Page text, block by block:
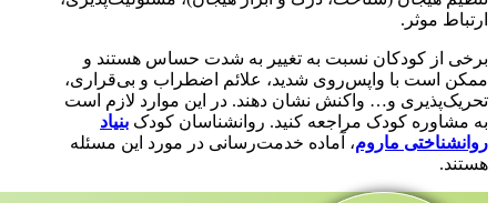
ارتباط موثر.
برخی از کودکان نسبت به تغییر به شدت حساس هستند و
ممکن است با واپس‌روی شدید، علائم اضطراب و بی‌قراری،
تحریک‌پذیری و… واکنش نشان دهند. در این موارد لازم است
به مشاوره کودک مراجعه کنید. روانشناسان کودک بنیاد
روانشناختی ماروم، آماده خدمت‌رسانی در مورد این مسئله
هستند.